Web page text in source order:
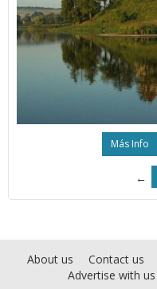
Más Info
←
About us Contact us
Advertise with us